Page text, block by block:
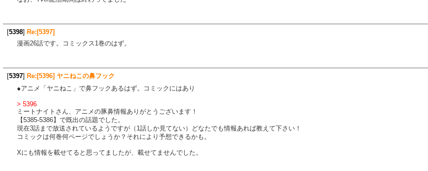
[5398] Re:[5397]
漫画26話です。コミックス1巻のはず。
[5397] Re:[5396] ヤニねこの鼻フック
●アニメ「ヤニねこ」で鼻フックあるはず。コミックにはあり
> 5396
ミートナイトさん、アニメの豚鼻情報ありがとうございます！
【5385-5386】で既出の話題でした。
現在3話まで放送されているようですが（1話しか見てない）どなたでも情報あれば教えて下さい！
コミックは何巻何ページでしょうか？それにより予想できるかも。
Xにも情報を載せてると思ってましたが、載せてませんでした。